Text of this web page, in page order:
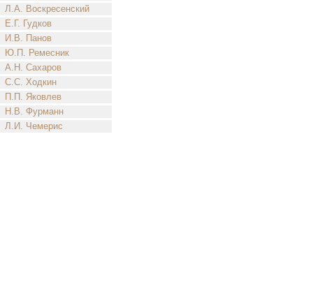
Л.А. Воскресенский
Е.Г. Гудков
И.В. Панов
Ю.П. Ремесник
А.Н. Сахаров
С.С. Ходкин
П.П. Яковлев
Н.В. Фурманн
Л.И. Чемерис